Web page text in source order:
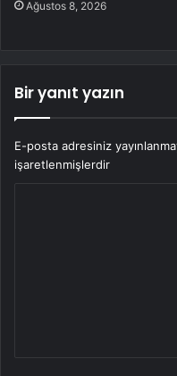
Ağustos 8, 2026
Bir yanıt yazın
E-posta adresiniz
işaretlenmişlerdir